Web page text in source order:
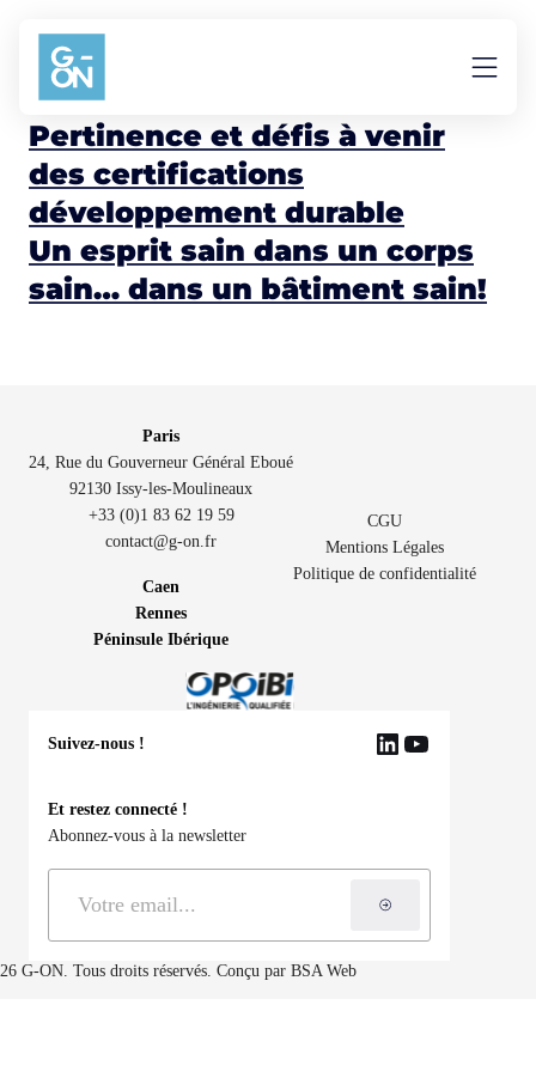
Aller au contenu
Certifications
Pertinence et défis à venir
des certifications
développement durable
Un esprit sain dans un corps
sain… dans un bâtiment sain!
Paris
24, Rue du Gouverneur Général Eboué
92130 Issy-les-Moulineaux
+33 (0)1 83 62 19 59
contact@g-on.fr
Caen
Rennes
Péninsule Ibérique
G-ON. Tous droits réservés. Conçu par BSA Web
CGU
Mentions Légales
Politique de confidentialité
Suivez-nous ! LinkedIn
YouTube
Et restez connecté !
Abonnez-vous à la newsletter
S'inscrire à la